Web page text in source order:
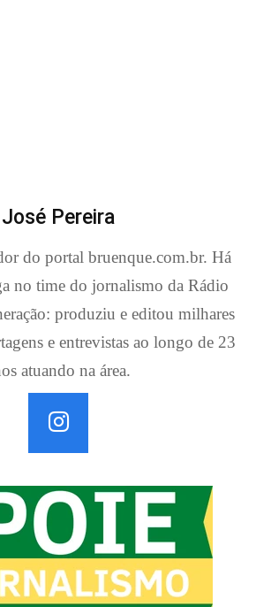
José Pereira
do portal bruenque.com.br. Há
no time do jornalismo da Rádio
produziu e editou milhares
e entrevistas ao longo de 23
atuando na área.